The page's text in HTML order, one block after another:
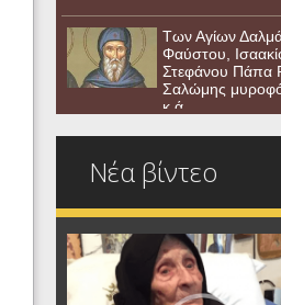
Των Αγίων
Φαύστου,
Στεφάνου Πάπα
Σαλώμης
κ.ά.
Νέα βίντεο